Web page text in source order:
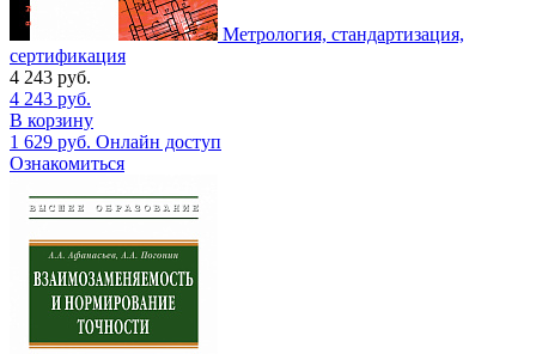
Метрология, стандартизация,
сертификация
4 243 руб.
4 243 руб.
В корзину
1 629 руб. Онлайн доступ
Ознакомиться